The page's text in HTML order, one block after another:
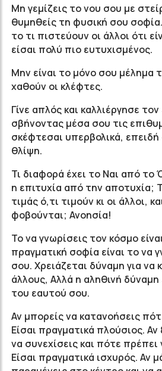
Μη γεμίζεις το νου σου με
θυμηθείς τη φυσική σου
το τι πιστεύουν οι άλλοι ότι
είσαι πολύ πιο ευτυχισμένος.
Μην είναι το μόνο σου μέλημα
χαθούν οι κλέφτες.
Γίνε απλός και καλλιέργησε
σβήνοντας μέσα σου τις
σκέφτεσαι υπερβολικά,
θλίψη.
Τι διαφορά έχει το Ναι από το
η επιτυχία από την αποτυχία;
τιμάς ό,τι τιμούν κι οι άλλοι,
φοβούνται; Ανοησία!
Το να γνωρίσεις τον κόσμο
πραγματική σοφία είναι το να
σου. Χρειάζεται δύναμη για να
άλλους, Αλλά η αληθινή δύναμη
του εαυτού σου.
Αν μπορείς να κατανοήσεις
Είσαι πραγματικά πλούσιος.
να συνεχίσεις και πότε
Είσαι πραγματικά ισχυρός. Αν